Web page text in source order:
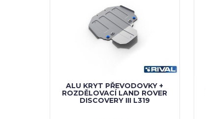
ALU KRYT PŘEVODOVKY +
ROZDĚLOVACÍ LAND ROVER
DISCOVERY III L319